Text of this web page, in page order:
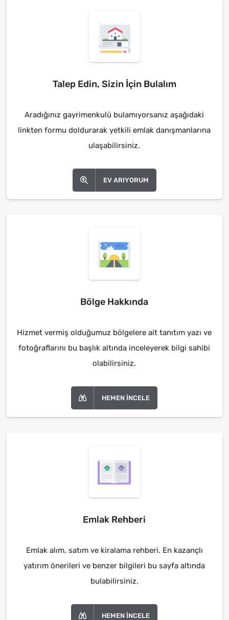
Talep Edin, Sizin İçin Bulalım
Aradığınız gayrimenkulü bulamıyorsanız aşağıdaki
linkten formu doldurarak yetkili emlak danışmanlarına
ulaşabilirsiniz.
EV ARIYORUM
Bölge Hakkında
Hizmet vermiş olduğumuz bölgelere ait tanıtım yazı ve
fotoğraflarını bu başlık altında inceleyerek bilgi sahibi
olabilirsiniz.
HEMEN İNCELE
Emlak Rehberi
Emlak alım, satım ve kiralama rehberi. En kazançlı
yatırım önerileri ve benzer bilgileri bu sayfa altında
bulabilirsiniz.
HEMEN İNCELE